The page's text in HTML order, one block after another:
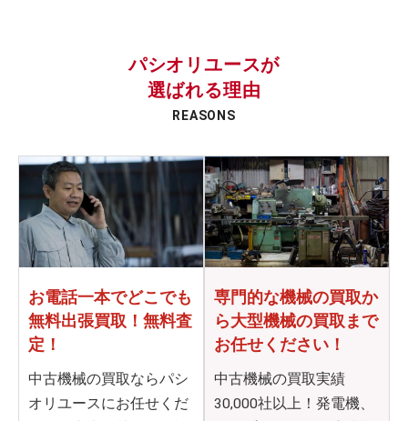
パシオリユースが
選ばれる理由
REASONS
お電話一本でどこでも
無料出張買取！無料査
定！
中古機械の買取ならパシ
オリユースにお任せくだ
専門的な機械の買取か
ら大型機械の買取まで
お任せください！
中古機械の買取実績
30,000社以上！発電機、